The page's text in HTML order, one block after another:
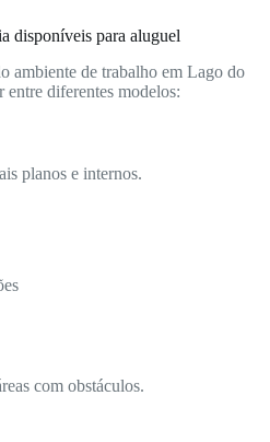
disponíveis para aluguel
ambiente de trabalho em Lago do
diferentes modelos:
planos e internos.
com obstáculos.